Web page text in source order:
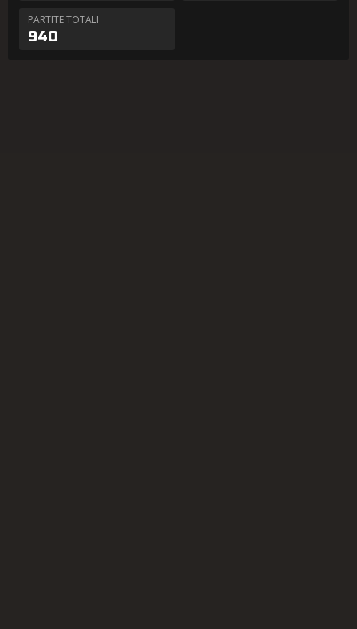
PARTITE TOTALI
940